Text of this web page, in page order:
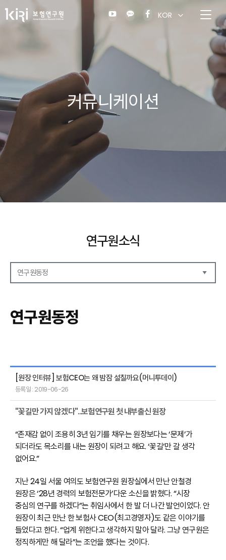
KOR
커뮤니케이션
연구원소식
연구원동정
언론기고
연구원동정
연구원동정
[원장 인터뷰] 보험CEO는 왜 밤잠 설칠까요(머니투데이)
등록일 : 2019-06-26
"꽃길만 가지 않겠다"..보험연구원 첫 내부출신 원장
“존재감 없이 조용히 3년 임기를 채우는 원장보다는 ‘문제’가
되더라도 목소리를 내는 원장이 되려고 해요. ‘꽃길’만 갈 생각
없어요.”
지난 24일 서울 여의도 보험연구원 원장실에서 만난 안철경
원장은 ‘28년 경력의 보험전문가’다운 소신을 밝혔다. “시장
중심의 연구를 하겠다”는 취임사에서 한 발 더 나간 발언이었다. 안
원장이 최근 만난 한 보험사 CEO(최고경영자)도 같은 이야기를
들었다고 한다. “업계 위한다고 생각하지 말아 달라. 그냥 연구원은
정직하게만 해 달라”는 조언을 했다는 것이다.